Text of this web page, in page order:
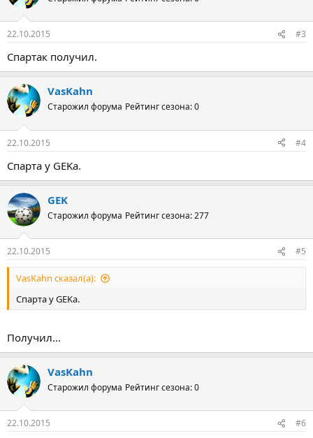
22.10.2015 #3
Спартак получил.
VasKahn
Старожил форума Рейтинг сезона: 0
22.10.2015 #4
Спарта у GEKа.
GEK
Старожил форума Рейтинг сезона: 277
22.10.2015 #5
VasKahn сказал(а):
Спарта у GEKа.
Получил...
VasKahn
Старожил форума Рейтинг сезона: 0
22.10.2015 #6